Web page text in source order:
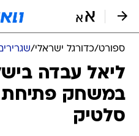
ספורט/כדורגל ישראלי/
ליאל עבדה
במשחק פתיחת
סלטיק